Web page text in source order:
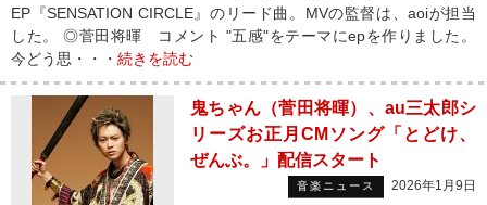
EP『SENSATION CIRCLE』のリード曲。MVの監督は、aoiが担当
した。 ◎菅田将暉 コメント "五感"をテーマにepを作りました。
今どう思・・・ 続きを読む
鬼ちゃん（菅田将暉）、au三太郎シ
リーズお正月CMソング「とどけ、
ぜんぶ。」配信スタート
音楽ニュース 2026年1月9日